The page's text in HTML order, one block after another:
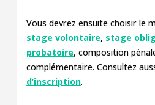
Vous devrez ensuite choisir le
stage volontaire, stage
probatoire, composition
complémentaire. Consultez
d’inscription.